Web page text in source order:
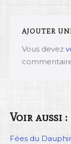
AJOUTER
Vous devez
Voir aussi :
Fées du